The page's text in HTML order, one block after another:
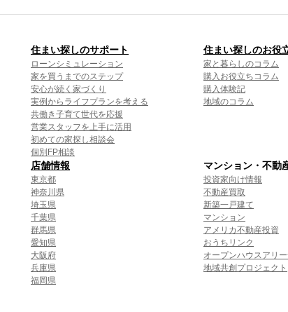
住まい探しのサポート
ローンシミュレーション
家を買うまでのステップ
安心が続く家づくり
実例からライフプランを考える
共働き子育て世代を応援
営業スタッフを上手に活用
初めての家探し相談会
個別FP相談
住まい探しのお役
家と暮らしのコラム
購入お役立ちコラム
購入体験記
地域のコラム
店舗情報
東京都
神奈川県
埼玉県
千葉県
群馬県
愛知県
大阪府
兵庫県
福岡県
マンション・不動
投資家向け情報
不動産買取
新築一戸建て
マンション
アメリカ不動産投資
おうちリンク
オープンハウスアリ
地域共創プロジェクト